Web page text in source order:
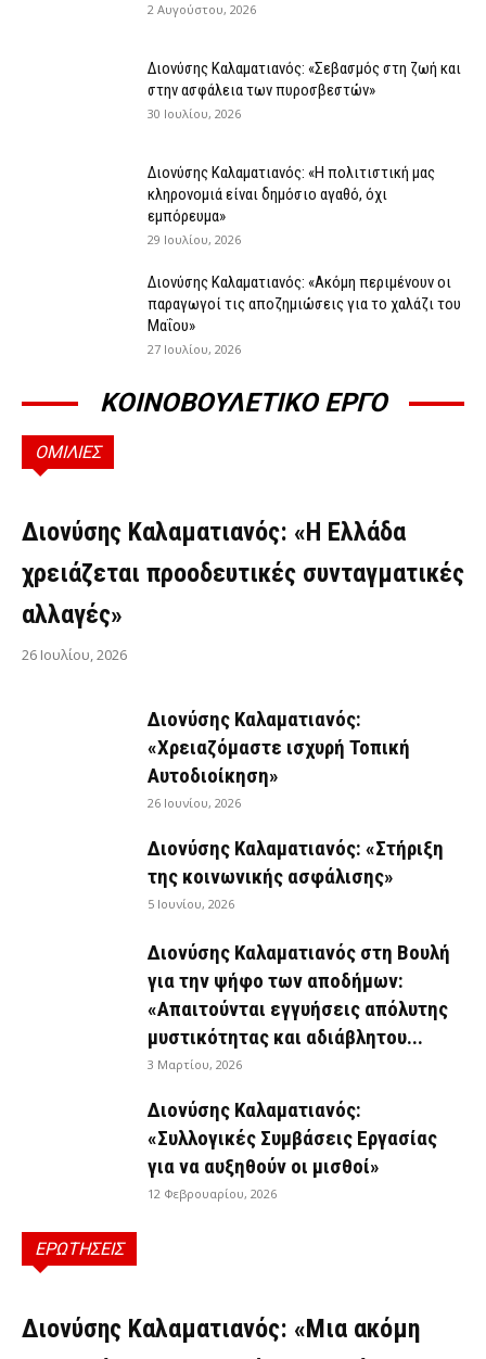
2 Αυγούστου, 2026
Διονύσης Καλαματιανός: «Σεβασμός στη ζωή και
στην ασφάλεια των πυροσβεστών»
30 Ιουλίου, 2026
Διονύσης Καλαματιανός: «Η πολιτιστική μας
κληρονομιά είναι δημόσιο αγαθό, όχι
εμπόρευμα»
29 Ιουλίου, 2026
Διονύσης Καλαματιανός: «Ακόμη περιμένουν οι
παραγωγοί τις αποζημιώσεις για το χαλάζι του
Μαΐου»
27 Ιουλίου, 2026
ΚΟΙΝΟΒΟΥΛΕΤΙΚΟ ΕΡΓΟ
ΟΜΙΛΙΕΣ
ΟΜΙΛΊΕΣ
Διονύσης Καλαματιανός: «Η Ελλάδα
χρειάζεται προοδευτικές συνταγματικές
αλλαγές»
26 Ιουλίου, 2026
Διονύσης Καλαματιανός:
«Χρειαζόμαστε ισχυρή Τοπική
Αυτοδιοίκηση»
26 Ιουνίου, 2026
Διονύσης Καλαματιανός: «Στήριξη
της κοινωνικής ασφάλισης»
5 Ιουνίου, 2026
Διονύσης Καλαματιανός στη Βουλή
για την ψήφο των αποδήμων:
«Απαιτούνται εγγυήσεις απόλυτης
μυστικότητας και αδιάβλητου...
3 Μαρτίου, 2026
Διονύσης Καλαματιανός:
«Συλλογικές Συμβάσεις Εργασίας
για να αυξηθούν οι μισθοί»
12 Φεβρουαρίου, 2026
ΕΡΩΤΗΣΕΙΣ
ΕΡΩΤΉΣΕΙΣ
Διονύσης Καλαματιανός: «Μια ακόμη